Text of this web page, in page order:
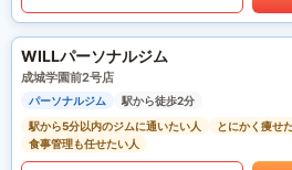
WILLパーソナルジム
成城学園前2号店
パーソナルジム
駅から徒歩2分
駅から5分以内のジムに通いたい人
とにかく痩せ
食事管理も任せたい人